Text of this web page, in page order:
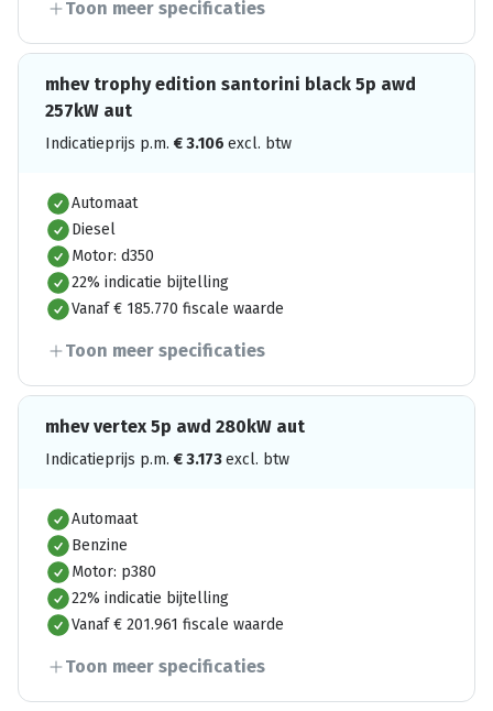
Toon meer specificaties
mhev trophy edition santorini black 5p awd
257kW aut
Indicatieprijs p.m. €3.106 excl. btw
Automaat
Diesel
Motor: d350
22% indicatie bijtelling
Vanaf € 185.770 fiscale waarde
Toon meer specificaties
mhev vertex 5p awd 280kW aut
Indicatieprijs p.m. €3.173excl. btw
Automaat
Benzine
Motor: p380
22% indicatie bijtelling
Vanaf € 201.961 fiscale waarde
Toon meer specificaties